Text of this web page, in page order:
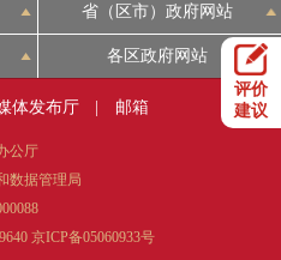
服务 部门服务
服务 投资项目
政务
评价
建议
省（区市）政府网站
各区政府网站
体发布厅 邮箱
公厅
数据管理局
京ICP备05060933号